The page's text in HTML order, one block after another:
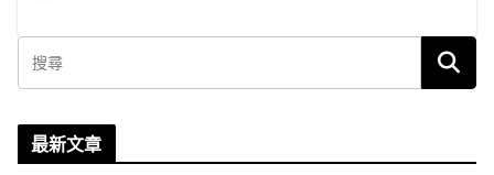
最新文章